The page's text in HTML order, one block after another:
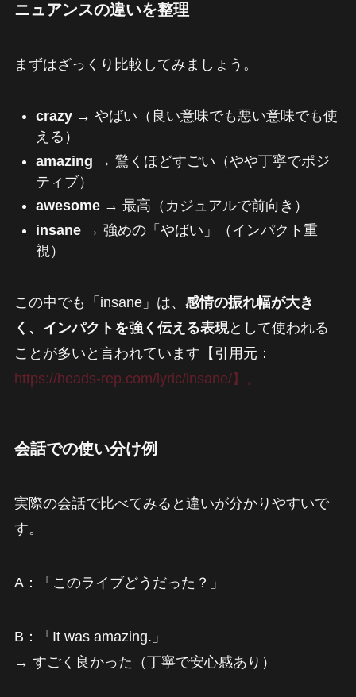
ニュアンスの違いを整理
まずはざっくり比較してみましょう。
crazy→ やばい（良い意味でも悪い意味でも使
える）
amazing → 驚くほどすごい（やや丁寧でポジ
ティブ）
awesome→ 最高（カジュアルで前向き）
insane→ 強めの「やばい」（インパクト重
視）
この中でも「insane」は、 感情の振れ幅が大き
く、インパクトを強く伝える表現として使われる
ことが多いと言われています【引用元：
https://heads-rep.com/lyric/insane/】。
会話での使い分け例
実際の会話で比べてみると違いが分かりやすいで
す。
A：「このライブどうだった？」
B：「It was amazing.」
→ すごく良かった（丁寧で安心感あり）